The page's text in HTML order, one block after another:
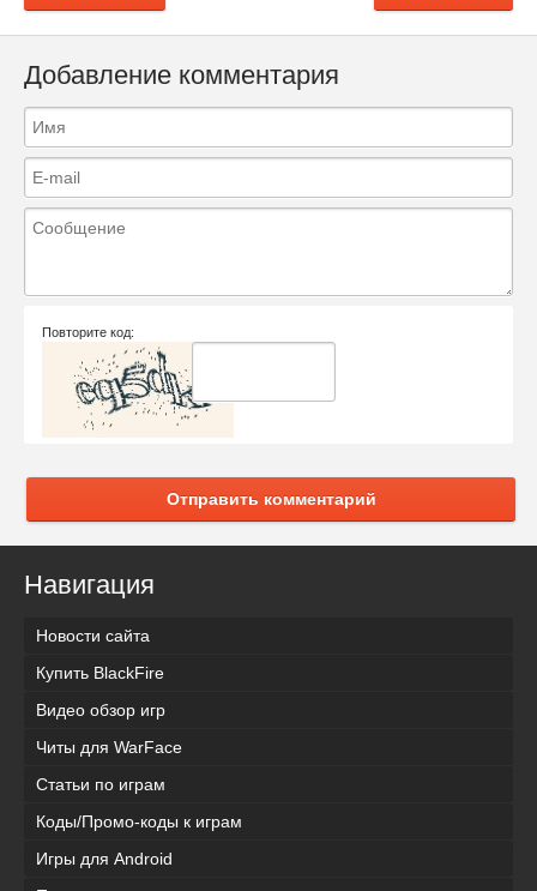
Добавление комментария
Повторите код:
Отправить комментарий
Навигация
Новости сайта
Купить BlackFire
Видео обзор игр
Читы для WarFace
Статьи по играм
Коды/Промо-коды к играм
Игры для Android